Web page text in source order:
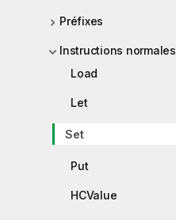
Préfixes
Instructions normales
Load
Let
Set
Put
HCValue